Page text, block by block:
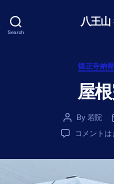
Search
八王山
徳正寺納
屋
Post
author
By 若院
屋
へ
コメント